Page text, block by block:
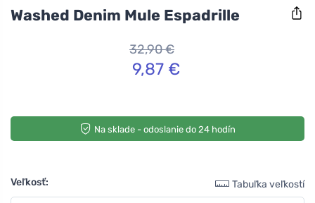
Washed Denim Mule Espadrille
32,90 €
9,87 €
Na sklade - odoslanie do 24 hodín
Veľkosť: Tabuľka veľkostí